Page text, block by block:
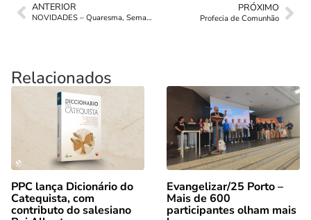
ANTERIOR
NOVIDADES – Quaresma, Semana Santa e Páscoa!
PRÓXIMO
Profecia de Comunhão
Relacionados
PPC lança Dicionário do
Catequista, com
contributo do salesiano
Evangelizar/25 Porto –
Mais de 600
participantes olham mais